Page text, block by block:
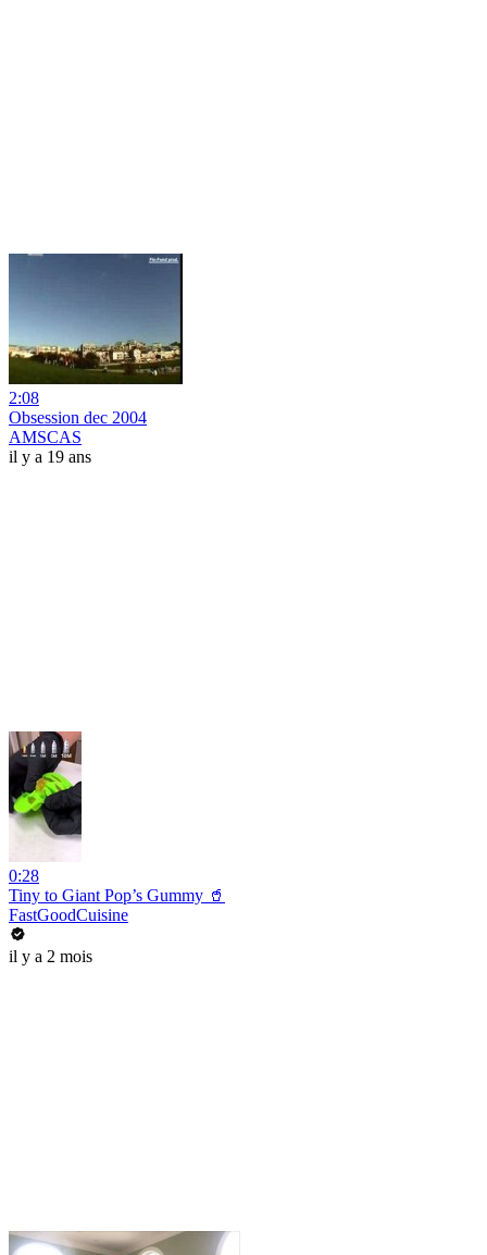
2:08
Obsession dec 2004
AMSCAS
il y a 19 ans
0:28
Tiny to Giant Pop’s Gummy 🥤
FastGoodCuisine
il y a 2 mois